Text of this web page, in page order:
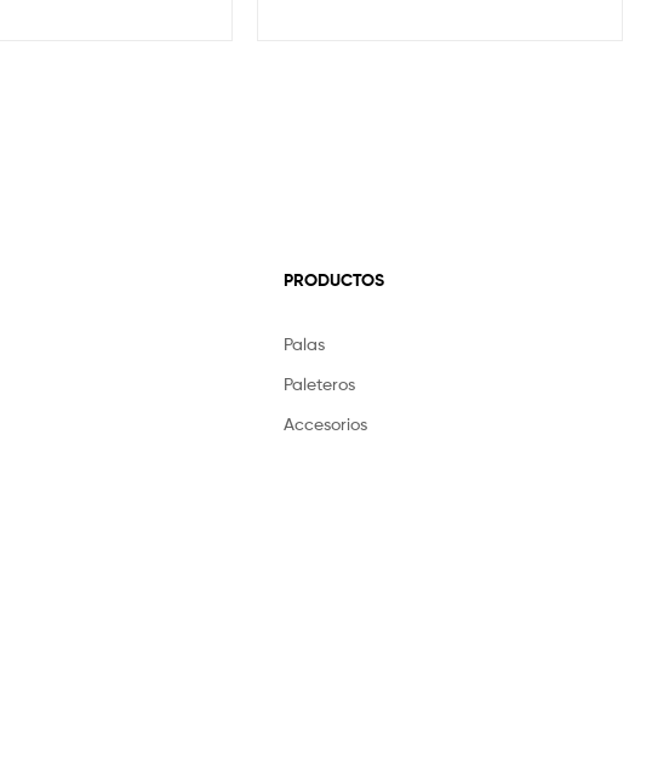
PRODUCTOS
Palas
Paleteros
Accesorios